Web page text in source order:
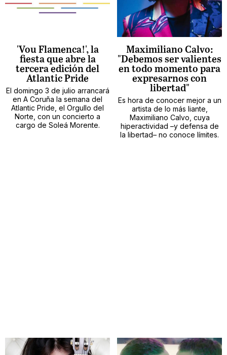
'Vou Flamenca!', la
fiesta que abre la
tercera edición del
Atlantic Pride
El domingo 3 de julio arrancará
en A Coruña la semana del
Atlantic Pride, el Orgullo del
Norte, con un concierto a
cargo de Soleá Morente.
Maximiliano Calvo:
"Debemos ser valientes
en todo momento para
expresarnos con
libertad"
Es hora de conocer mejor a un
artista de lo más liante,
Maximiliano Calvo, cuya
hiperactividad –y defensa de
la libertad– no conoce límites.